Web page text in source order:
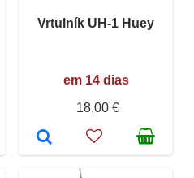
Vrtulník UH-1 Huey
em 14 dias
18,00 €